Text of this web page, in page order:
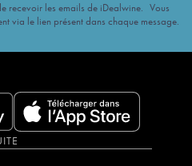
recevoir les emails de iDealwine. Vous
via le lien présent dans chaque message.